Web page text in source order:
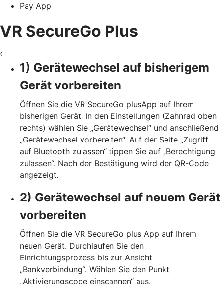
Pay App
VR SecureGo Plus
‹
1) Gerätewechsel auf bisherigem
Gerät vorbereiten
Öffnen Sie die VR SecureGo plusApp auf Ihrem
bisherigen Gerät. In den Einstellungen (Zahnrad oben
rechts) wählen Sie „Gerätewechsel“ und anschließend
„Gerätewechsel vorbereiten“. Auf der Seite „Zugriff
auf Bluetooth zulassen“ tippen Sie auf „Berechtigung
zulassen“. Nach der Bestätigung wird der QR-Code
angezeigt.
2) Gerätewechsel auf neuem Gerät
vorbereiten
Öffnen Sie die VR SecureGo plus App auf Ihrem
neuen Gerät. Durchlaufen Sie den
Einrichtungsprozess bis zur Ansicht
„Bankverbindung“. Wählen Sie den Punkt
„Aktivierungscode einscannen“ aus.